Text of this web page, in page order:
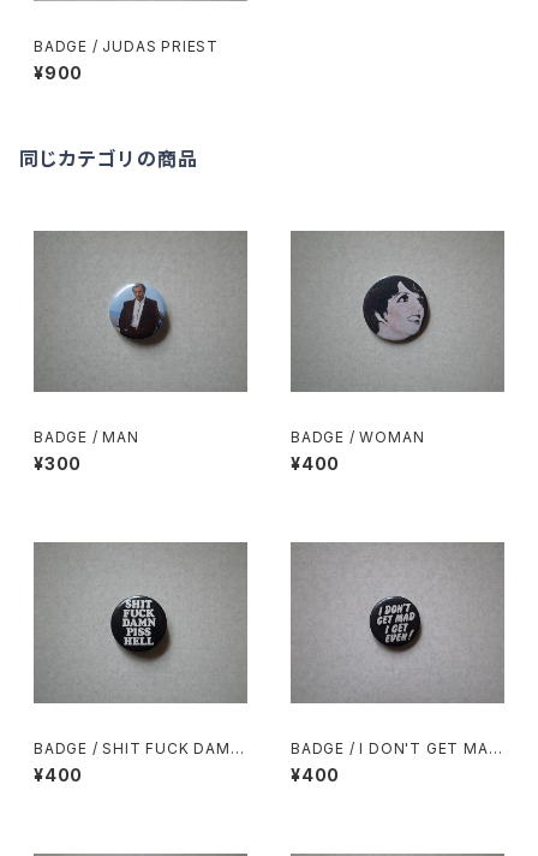
BADGE / JUDAS PRIEST
¥900
同じカテゴリの商品
BADGE / MAN
¥300
BADGE / WOMAN
¥400
BADGE / SHIT FUCK DAMN
PISS HELL
¥400
BADGE / I DON'T GET MAD
I GET EVEN!
¥400